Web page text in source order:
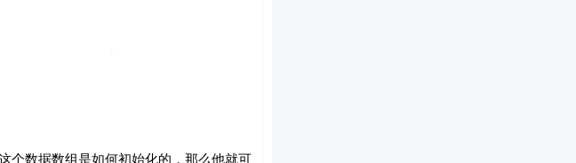
数据数组是如何初始化的，那么他就可